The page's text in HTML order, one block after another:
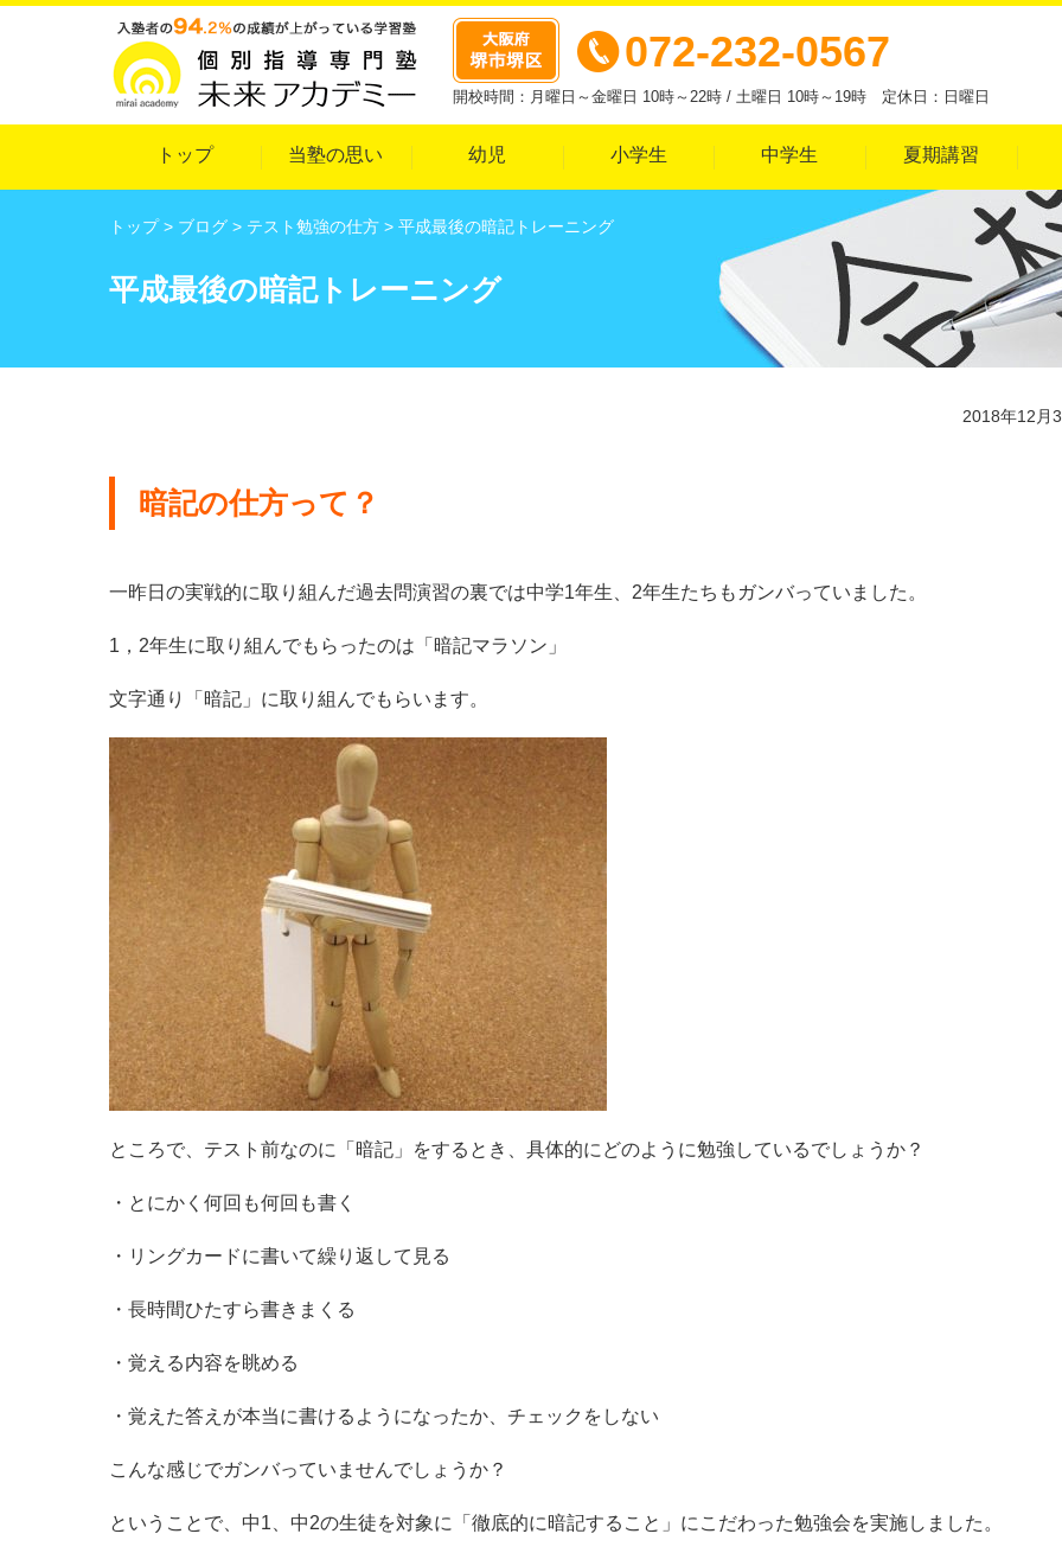
072-232-0567
開校時間：月曜日～金曜日 10時～22時 / 土曜日 10時～19時 定休日：日曜日
トップ 当塾の思い 幼児 小学生 中学生 夏期講習
トップ> ブログ > テスト勉強の仕方 > 平成最後の暗記トレーニング
平成最後の暗記トレーニング
2018年12月
暗記の仕方って？
一昨日の実戦的に取り組んだ過去問演習の裏では中学1年生、2年生たちもガンバっていました。
1，2年生に取り組んでもらったのは「暗記マラソン」
文字通り「暗記」に取り組んでもらいます。
ところで、テスト前なのに「暗記」をするとき、具体的にどのように勉強しているでしょうか？
・とにかく何回も何回も書く
・リングカードに書いて繰り返して見る
・長時間ひたすら書きまくる
・覚える内容を眺める
・覚えた答えが本当に書けるようになったか、チェックをしない
こんな感じでガンバっていませんでしょうか？
ということで、中1、中2の生徒を対象に「徹底的に暗記すること」にこだわった勉強会を実施しました。